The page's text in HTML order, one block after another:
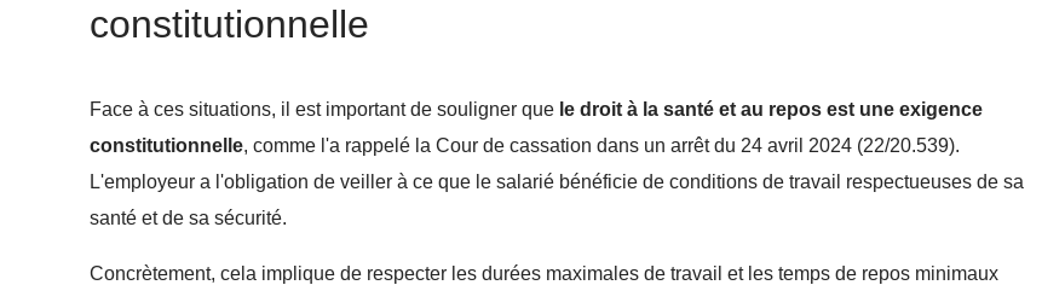
constitutionnelle
Face à ces situations, il est important de souligner que le droit à la santé et au repos est une exigence
constitutionnelle, comme l'a rappelé la Cour de cassation dans un arrêt du 24 avril 2024 (22/20.539).
L'employeur a l'obligation de veiller à ce que le salarié bénéficie de conditions de travail respectueuses de sa
santé et de sa sécurité.
Concrètement, cela implique de respecter les durées maximales de travail et les temps de repos minimaux